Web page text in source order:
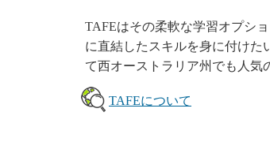
TAFEはその柔軟な学習オプシ
に直結したスキルを身に付けた
て西オーストラリア州でも人気
TAFEについて